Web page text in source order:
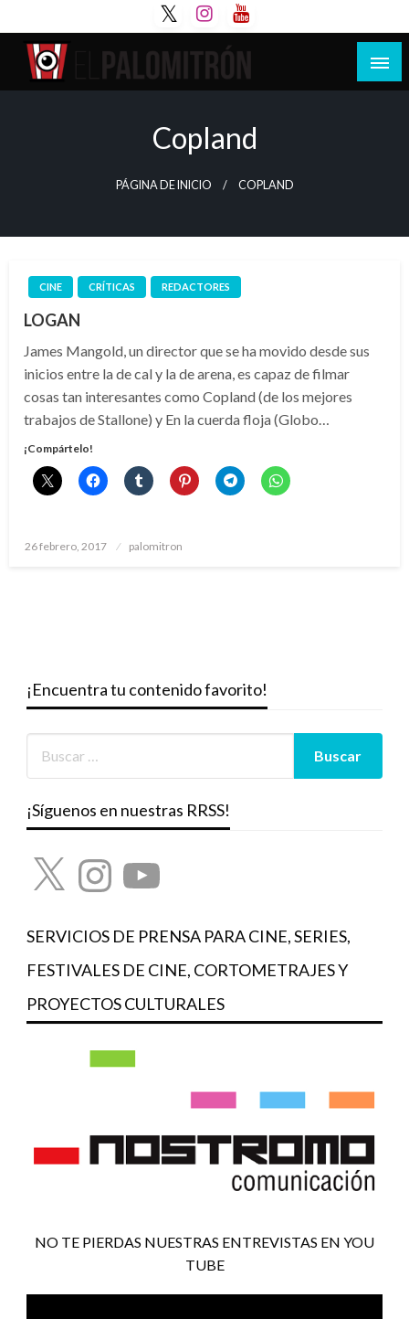
al
contenido
Tu espacio de la industria de cine española y
Copland
PÁGINA DE INICIO COPLAND
CINE CRÍTICAS REDACTORES
LOGAN
James Mangold, un director que se ha movido desde sus
inicios entre la de cal y la de arena, es capaz de filmar
cosas tan interesantes como Copland (de los mejores
trabajos de Stallone) y En la cuerda floja (Globo…
¡Compártelo!
Publicado
26 febrero, 2017 palomitron
¡Encuentra tu contenido favorito!
¡Síguenos en nuestras RRSS!
X InstagramYouTube
SERVICIOS DE PRENSA PARA CINE, SERIES,
FESTIVALES DE CINE, CORTOMETRAJES Y
PROYECTOS CULTURALES
NO TE PIERDAS NUESTRAS ENTREVISTAS EN YOU
TUBE